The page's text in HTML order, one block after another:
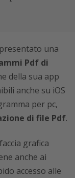
una
Pdf di
della sua app
anche su iOS
per pc,
di file Pdf.
grafica
anche ai
accesso alle